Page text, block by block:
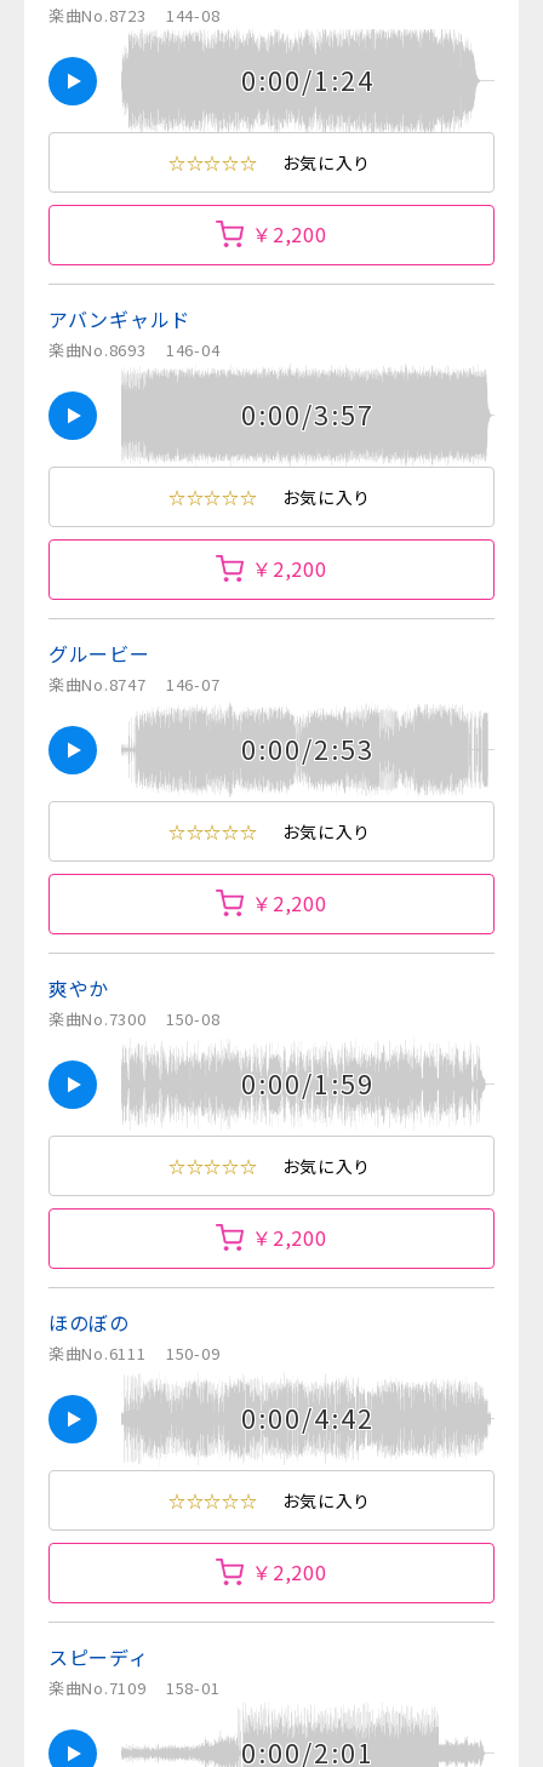
楽曲No.8723 144-08
0:00/1:24
☆☆☆☆☆ お気に入り
￥2,200
アバンギャルド
楽曲No.8693 146-04
0:00/3:57
☆☆☆☆☆ お気に入り
￥2,200
グルービー
楽曲No.8747 146-07
0:00/2:53
☆☆☆☆☆ お気に入り
￥2,200
爽やか
楽曲No.7300 150-08
0:00/1:59
☆☆☆☆☆ お気に入り
￥2,200
ほのぼの
楽曲No.6111 150-09
0:00/4:42
☆☆☆☆☆ お気に入り
￥2,200
スピーディ
楽曲No.7109 158-01
0:00/2:01